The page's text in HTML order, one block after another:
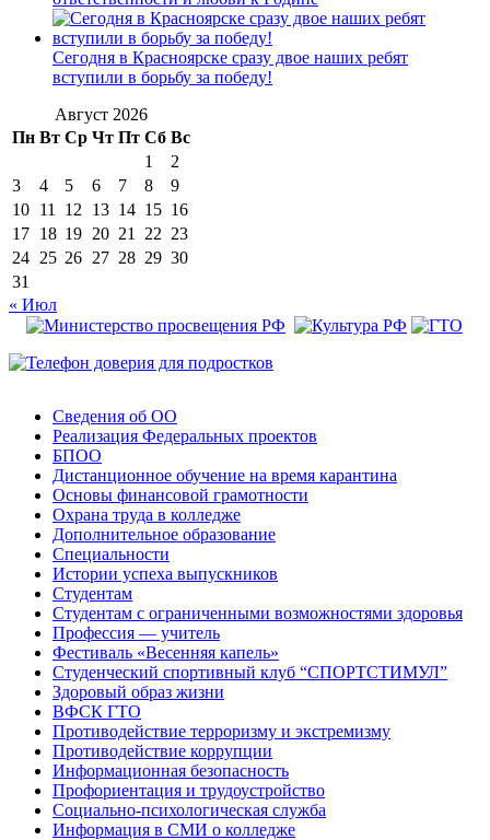
Сегодня в Красноярске сразу двое наших ребят
вступили в борьбу за победу!
Август 2026
Пн Вт Ср Чт Пт Сб Вс
1
2
3
4 5 6 7 8
9
10 11 12 13 14 15 16
17 18 19 20 21 22 23
24 25 26 27 28 29 30
31
« Июл
Сведения об ОО
Реализация Федеральных проектов
БПОО
Дистанционное обучение на время карантина
Основы финансовой грамотности
Охрана труда в колледже
Дополнительное образование
Специальности
Истории успеха выпускников
Студентам
Студентам с ограниченными возможностями здоровья
Профессия — учитель
Фестиваль «Весенняя капель»
Студенческий спортивный клуб “СПОРТСТИМУЛ”
Здоровый образ жизни
ВФСК ГТО
Противодействие терроризму и экстремизму
Противодействие коррупции
Информационная безопасность
Профориентация и трудоустройство
Социально-психологическая служба
Информация в СМИ о колледже